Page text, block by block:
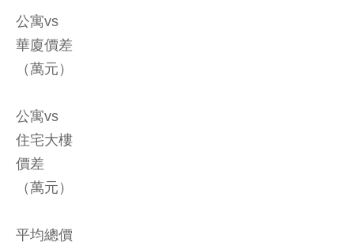
公寓vs
華廈價差
（萬元）
公寓vs
住宅大樓
價差
（萬元）
平均總價